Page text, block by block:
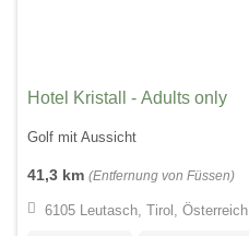
Hotel Kristall - Adults only
Golf mit Aussicht
41,3 km (Entfernung von Füssen)
6105 Leutasch, Tirol, Österreich